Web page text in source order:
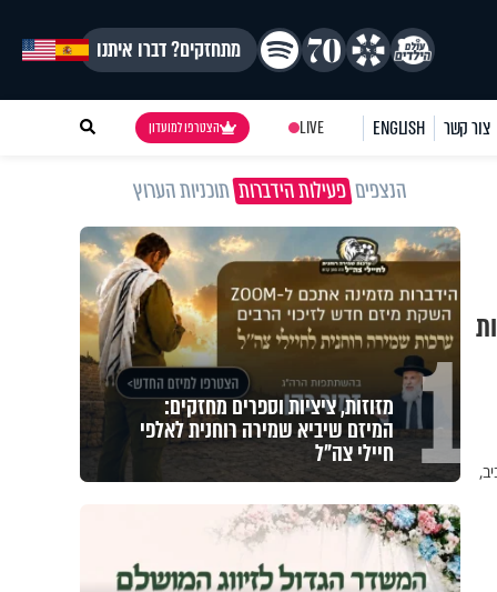
מתחזקים? דברו איתנו
צור קשר ENGLISH
LIVE הצטרפו למועדון
הנצפיםפעילות הידברותתוכניות הערוץ
1 מזוזות, ציציות וספרים מחזקים:
המיזם שיביא שמירה רוחנית לאלפי
חיילי צה"ל